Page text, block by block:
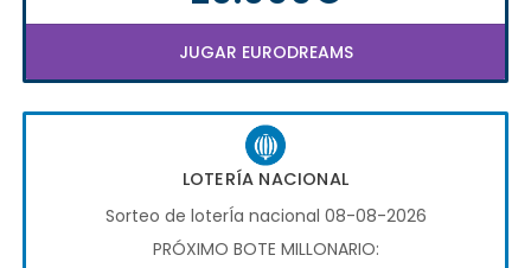
JUGAR EURODREAMS
LOTERÍA NACIONAL
Sorteo de loterÍa nacional 08-08-2026
PRÓXIMO BOTE MILLONARIO: